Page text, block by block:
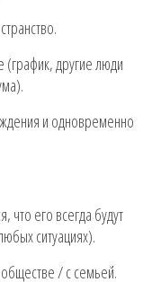
другие люди
и одновременно
что его всегда будут
ситуациях).
/ с семьей.